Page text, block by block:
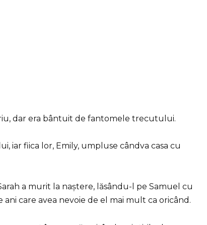
dar era bântuit de fantomele trecutului.
iar fiica lor, Emily, umpluse cândva casa cu
a murit la naștere, lăsându-l pe Samuel cu
care avea nevoie de el mai mult ca oricând.